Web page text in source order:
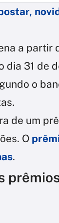
a partir
dia 31 de
o
de um
O
.